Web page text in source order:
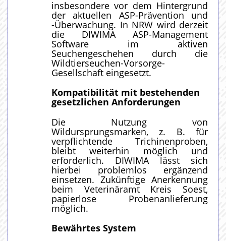
insbesondere vor dem Hintergrund
der aktuellen ASP-Prävention und
-Überwachung. In NRW wird derzeit
die DIWIMA ASP-Management
Software im aktiven
Seuchengeschehen durch die
Wildtierseuchen-Vorsorge-
Gesellschaft eingesetzt.
Kompatibilität mit bestehenden
gesetzlichen Anforderungen
Die Nutzung von
Wildursprungsmarken, z. B. für
verpflichtende Trichinenproben,
bleibt weiterhin möglich und
erforderlich. DIWIMA lässt sich
hierbei problemlos ergänzend
einsetzen. Zukünftige Anerkennung
beim Veterinäramt Kreis Soest,
papierlose Probenanlieferung
möglich.
Bewährtes System